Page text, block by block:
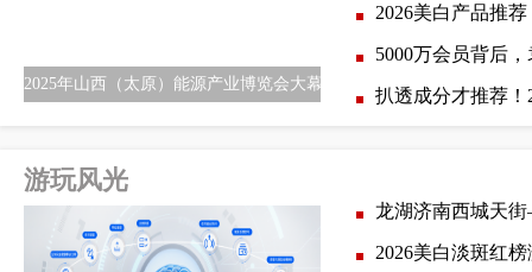
2025年山西（太原）能源产业博览会大幕将启提！
2026美白产品推
5000万会员背后
扒透成分才推荐
游玩风光
龙湖济南西城天
2026美白淡斑红